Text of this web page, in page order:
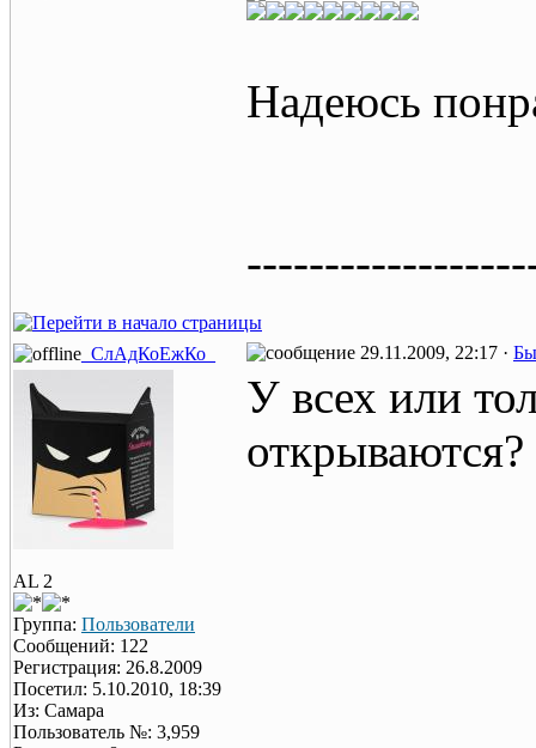
Надеюсь
_СлАдКоЕжКо_ 29.11.2009, 22:17 ·
AL 2
Группа: Пользователи
Сообщений: 122
Регистрация: 26.8.2009
Посетил: 5.10.2010, 18:39
Из: Самара
Пользователь №: 3,959
У всех или
открываются?